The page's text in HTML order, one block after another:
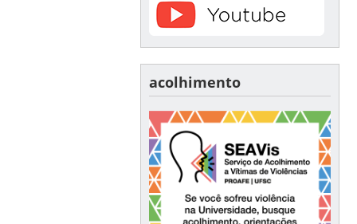
acolhimento